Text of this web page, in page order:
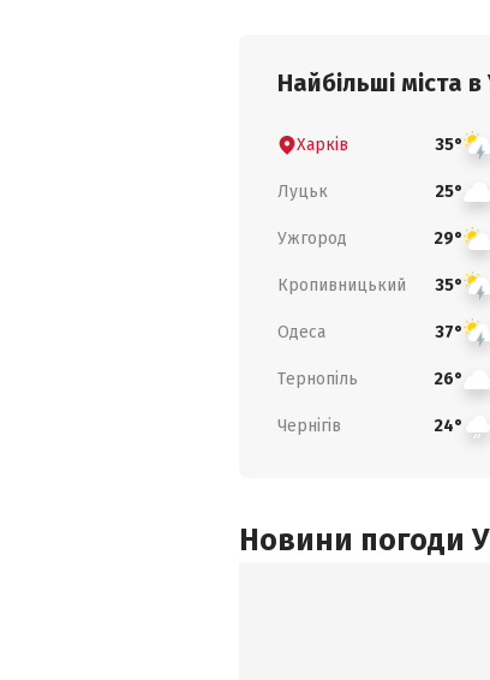
Найбільші міста в
Харків 35°
Луцьк 25°
Ужгород 29°
Кропивницький 35°
Одеса 37°
Тернопіль 26°
Чернігів 24°
Новини погоди